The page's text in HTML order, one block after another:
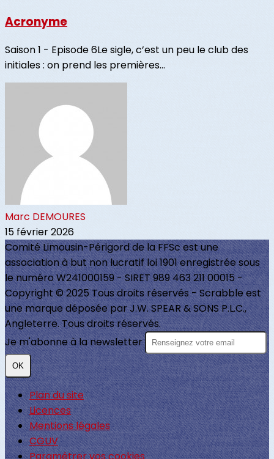
Acronyme
Saison 1 - Episode 6Le sigle, c’est un peu le club des
initiales : on prend les premières...
Marc DEMOURES
15 février 2026
Comité Limousin-Périgord de la FFSc est une
association à but non lucratif loi 1901 enregistrée sous
le numéro W241000159 - SIRET 989 463 211 00015 -
Copyright © 2025 Tous droits réservés - Scrabble est
une marque déposée par J.W. SPEAR & SONS P.L.C.,
Angleterre. Tous droits réservés.
Je m'abonne à la newsletter
OK
Plan du site
Licences
Mentions légales
CGUV
Paramétrer vos cookies